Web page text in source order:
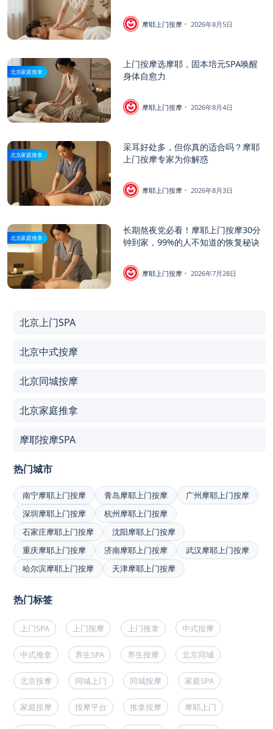
摩耶上门按摩 2026年8月5日
北京家庭推拿
上门按摩选摩耶，固本培元SPA唤醒
身体自愈力
摩耶上门按摩 2026年8月4日
北京家庭推拿
采耳好处多，但你真的适合吗？摩耶
上门按摩专家为你解惑
摩耶上门按摩 2026年8月3日
北京家庭推拿
长期熬夜党必看！摩耶上门按摩30分
钟到家，99%的人不知道的恢复秘诀
摩耶上门按摩 2026年7月28日
北京上门SPA
北京中式按摩
北京同城按摩
北京家庭推拿
摩耶按摩SPA
热门城市
南宁摩耶上门按摩 青岛摩耶上门按摩
广州摩耶上门按摩
深圳摩耶上门按摩
杭州摩耶上门按摩
石家庄摩耶上门按摩
沈阳摩耶上门按摩
重庆摩耶上门按摩
济南摩耶上门按摩
武汉摩耶上门按摩
哈尔滨摩耶上门按摩
天津摩耶上门按摩
热门标签
上门SPA 上门按摩 上门推拿 中式按摩
中式推拿 养生SPA 养生按摩 北京同城
北京按摩 同城上门 同城按摩 家庭SPA
家庭按摩 按摩平台 推拿按摩 摩耶上门